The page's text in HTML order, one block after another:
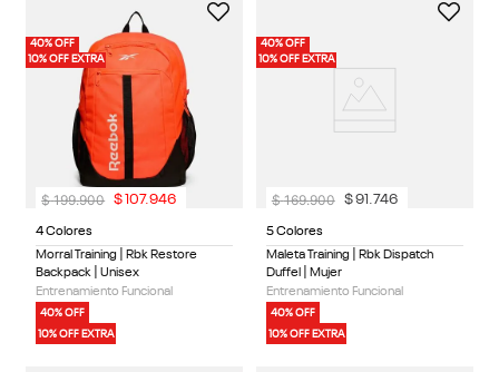
40% OFF
10% OFF EXTRA
4 Colores
Morral Training | Rbk Restore
Backpack | Unisex
Entrenamiento Funcional
40% OFF
10% OFF EXTRA
$ 199.900 $ 107.946
40% OFF
10% OFF EXTRA
5 Colores
Maleta Training | Rbk Dispatch
Duffel | Mujer
Entrenamiento Funcional
40% OFF
10% OFF EXTRA
$ 169.900 $91 .746